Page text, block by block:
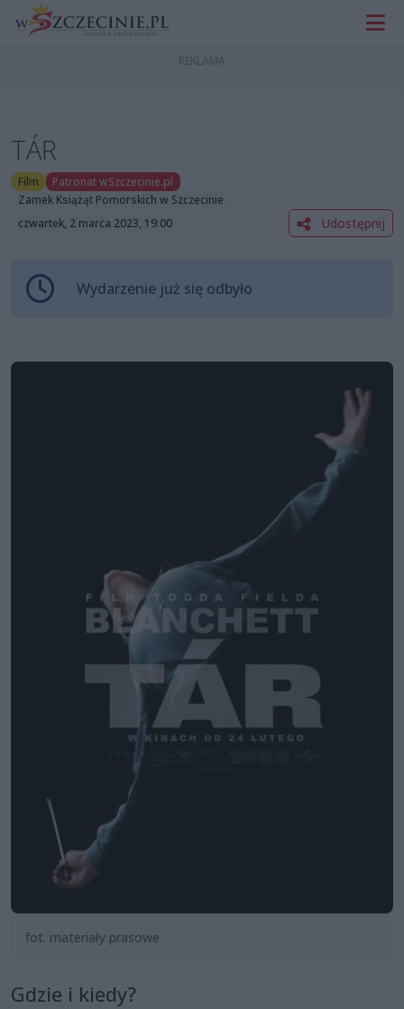
TÁR
Film
Patronat wSzczecinie.pl
Zamek Książąt Pomorskich w Szczecinie
czwartek, 2 marca 2023, 19:00
Udostępnij
Wydarzenie już się odbyło
fot. materiały prasowe
Gdzie i kiedy?